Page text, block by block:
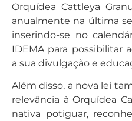
Orquídea Cattleya
anualmente na última
inserindo-se no
IDEMA para possibilitar
a sua divulgação e
Além disso, a nova lei
relevância à Orquídea
nativa potiguar,